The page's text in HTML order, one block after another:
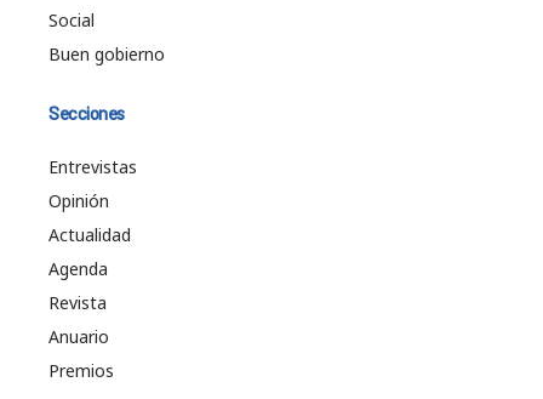
Social
Buen gobierno
Secciones
Entrevistas
Opinión
Actualidad
Agenda
Revista
Anuario
Premios